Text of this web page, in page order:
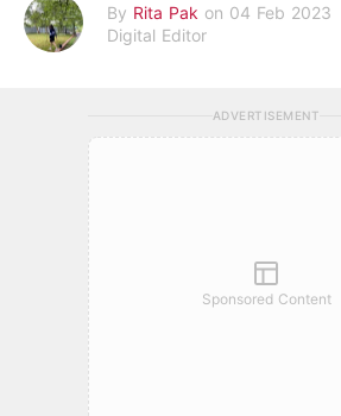
By Rita Pak on 04 Feb 2023
Digital Editor
ADVERTISEMENT
Sponsored Content